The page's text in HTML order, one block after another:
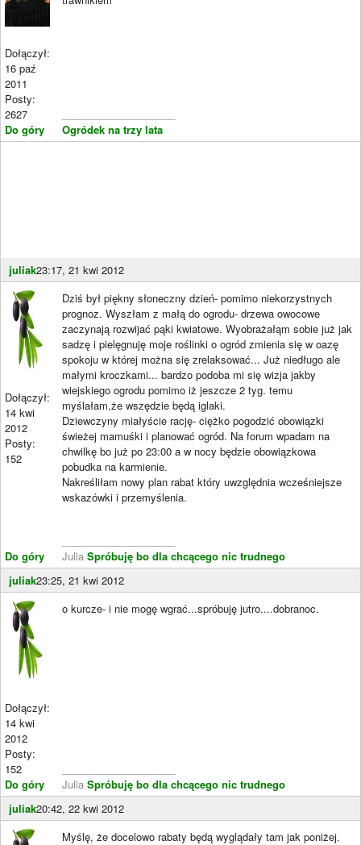
Dołączył:
16 paź
2011
Posty:
2627
Do góry
Ogródek na trzy lata
juliak23:17, 21 kwi 2012
Dołączył:
14 kwi
2012
Posty:
152
Do góry
Dziś był piękny słoneczny dzień- pomimo niekorzystnych
prognoz. Wyszłam z małą do ogrodu- drzewa owocowe
zaczynają rozwijać pąki kwiatowe. Wyobrażałąm sobie już jak
sadzę i pielęgnuję moje roślinki o ogród zmienia się w oazę
spokoju w której można się zrelaksować... Już niedługo ale
małymi kroczkami... bardzo podoba mi się wizja jakby
wiejskiego ogrodu pomimo iż jeszcze 2 tyg. temu
myślałam,że wszędzie będą iglaki.
Dziewczyny miałyście rację- ciężko pogodzić obowiązki
świeżej mamuśki i planować ogród. Na forum wpadam na
chwilkę bo już po 23:00 a w nocy będzie obowiązkowa
pobudka na karmienie.
Nakreśliłam nowy plan rabat który uwzględnia wcześniejsze
wskazówki i przemyślenia.
Julia Spróbuję bo dla chcącego nic trudnego
juliak23:25, 21 kwi 2012
Dołączył:
14 kwi
2012
Posty:
152
Do góry
o kurcze- i nie mogę wgrać...spróbuję jutro....dobranoc.
Julia Spróbuję bo dla chcącego nic trudnego
juliak20:42, 22 kwi 2012
Myślę, że docelowo rabaty będą wyglądały tam jak poniżej.